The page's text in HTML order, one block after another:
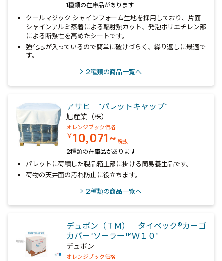
1種類の在庫品があります
クールマジック シャインフォーム生地を採用しており、片面
シャインアルミ蒸着による輻射熱カット、発泡ポリエチレン部
による断熱性を高めたシートです。
強化芯が入っているので簡単に破けづらく、繰り返しに最適で
す。
2種類の商品一覧へ
アサヒ “パレットキャップ”
旭産業（株）
オレンジブック価格
￥10,071~ 税抜
2種類の在庫品があります
パレットに荷積した製品箱上部に掛ける簡易養生品です。
荷物の天井面の汚れ防止に役立ちます。
2種類の商品一覧へ
デュポン（ＴＭ） タイベック®カーゴ
カバー“ソーラー™Ｗ１０”
デュポン
オレンジブック価格